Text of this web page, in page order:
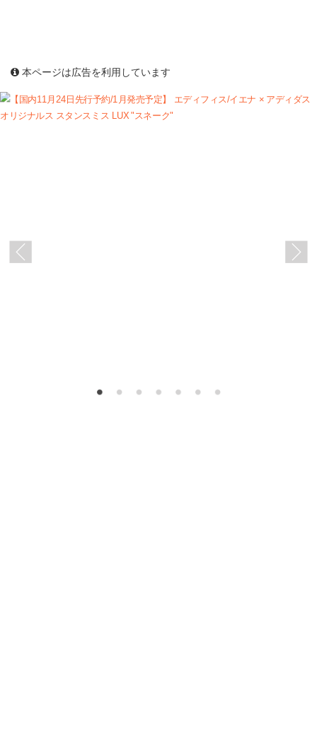
本ページは広告を利用しています